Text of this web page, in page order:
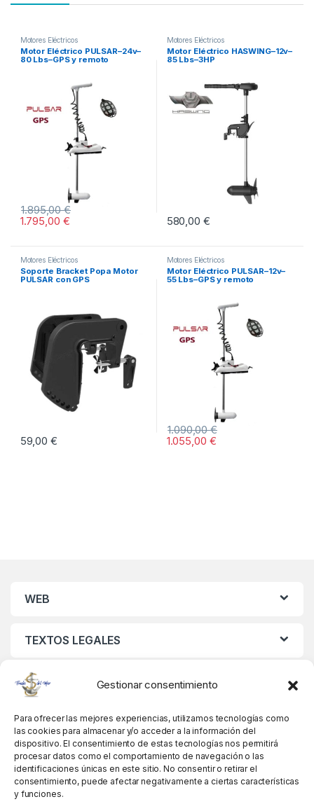
Gestionar consentimiento
Para ofrecer las mejores experiencias, utilizamos tecnologías como
las cookies para almacenar y/o acceder a la información del
dispositivo. El consentimiento de estas tecnologías nos permitirá
procesar datos como el comportamiento de navegación o las
identificaciones únicas en este sitio. No consentir o retirar el
consentimiento, puede afectar negativamente a ciertas características
y funciones.
Motores Eléctricos
Motor Eléctrico PULSAR–24v–
80 Lbs–GPS y remoto
1.795,00 €
1.895,00€
Motores Eléctricos
Motor Eléctrico HASWING–12v–
85 Lbs–3HP
580,00 €
Motores Eléctricos
Soporte Bracket Popa Motor
PULSAR con GPS
59,00 €
Motores Eléctricos
Motor Eléctrico PULSAR–12v–
55 Lbs–GPS y remoto
1.055,00 €
1.090,00€
WEB
TEXTOS LEGALES
MIS DATOS